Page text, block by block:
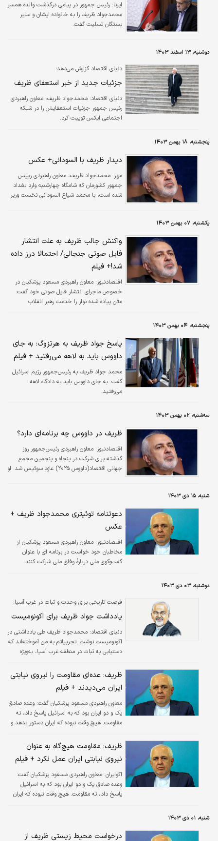
ایرنا: رئیس جمهور در پیامی درگذشت والده همسر
محمدجواد ظریف را به خانواده ایشان و سایر
بستگان تسلیت گفت.
دوشنبه، ۱۳ اسفند ۱۴۰۳
دنیای اقتصاد گزارش می‌دهد؛
جزئیات جدید از خبر استعفای ظریف
دنیای اقتصاد: محمدجواد ظریف، معاون راهبردی
رئیس جمهور جزئیات استعفایش را در شبکه
اجتماعی ایکس توییت کرد.
پنجشنبه، ۱۸ بهمن ۱۴۰۳
دیدار ظریف با السودانی+ عکس
مهر: محمدجواد ظریف، معاون راهبردی رییس
جمهور کشورمان که شامگاه چهارشنبه وارد بغداد
شده است، با محمد شیاع السودانی نخست وزیر
یکشنبه، ۰۷ بهمن ۱۴۰۳
واکنش جالب ظریف به علت انتشار
فایل صوتی جنجالی/ احتمالا درز داده
شد!+ فیلم
اقتصادنیوز: معاون راهبردی مسعود پزشکیان در
خصوص ماجرای انتشار فایل صوتی خود گفت:
متن پیاده‌ شده نوار را خدمت رهبر انقلاب
پنجشنبه، ۰۴ بهمن ۱۴۰۳
پاسخ جواد ظریف به هرتزوگ: به جای
داووس باید به لاهه می‌رفتید + فیلم
محمد جواد ظریف به رئیس‌جمهور رژیم اسرائیل
گفت: به جای داووس باید به دادگاه لاهه
می‌رفتید.
سه‌شنبه، ۰۲ بهمن ۱۴۰۳
ظریف در داووس چه برنامه‌ای دارد؟
اقتصادنیوز: معاون راهبردی رئیس‌جمهور روز
گذشته برای شرکت در پنجاه و پنجمین مجمع
جهانی اقتصاد‌(داووس ۲۰۲۵) عازم سوئیس شد. او
جلسات اصلی مجمع با فرید زکریا، مجری
سی.ان.ان نیز گفت‌وگو کند.
شنبه، ۱۵ دی ۱۴۰۳
دعوتنامه توئیتری محمدجواد ظریف +
عکس
اقتصادنیوز: معاون راهبردی مسعود پزشکیان از
مخاطبان خود خواست در برنامه ای با عنوان
گفت‌وگوی ملی دربارهٔ وفاق ملی شرکت کنند.
دوشنبه، ۰۳ دی ۱۴۰۳
فرصت تاریخی برای وحدت و ثبات در غرب آسیا؛
یادداشت جواد ظریف برای اکونومیست
دنیای اقتصاد: محمدجواد ظریف طی یادداشتی در
اکونومیست نوشت: تجربیاتم به من آموخته‌اند که
دستیابی به ثبات در منطقه غرب آسیا، به‌ویژه
دارد؛ به ابتکارات جسورانه و چشم‌اندازهای نوآورانه
نیازمند است. از این رو، پیشنهاد می‌کنم که یک
برای تحقق این تحول تأسیس شود.
ظریف: عده‌ای مقاومت را نیروی نیابتی
ایران می‌دیدند + فیلم
معاون راهبردی مسعود پزشکیان گفت: وعده صادق
یک و دو ایران بود که به اسرائیل پاسخ داد، نه
مقاومت. هیچ وقت نبوده که ایران دستور بدهد و
ظریف: مقاومت هیچ‌گاه به عنوان
نیروی نیابتی ایران عمل نکرد + فیلم
اکوایران: معاون راهبردی مسعود پزشکیان گفت:
وعده صادق یک و دو ایران بود که به اسرائیل
پاسخ داد، نه مقاومت. هیچ وقت نبوده که ایران
شنبه، ۰۱ دی ۱۴۰۳
درخواست محیط زیستی ظریف از